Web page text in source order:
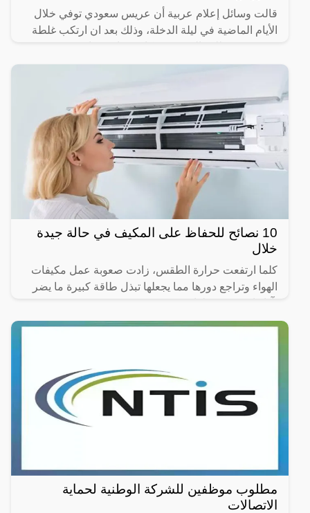
قالت وسائل إعلام عربية أن عريس سعودي توفي خلال
الأيام الماضية في ليلة الدخلة، وذلك بعد ان ارتكب غلطة
متوقعة.وفي
10 نصائح للحفاظ على المكيف في حالة جيدة
خلال
كلما ارتفعت حرارة الطقس، زادت صعوبة عمل مكيفات
الهواء وتراجع دورها مما يجعلها تبذل طاقة كبيرة ما يضر
مطلوب موظفين للشركة الوطنية لحماية
الاتصالات